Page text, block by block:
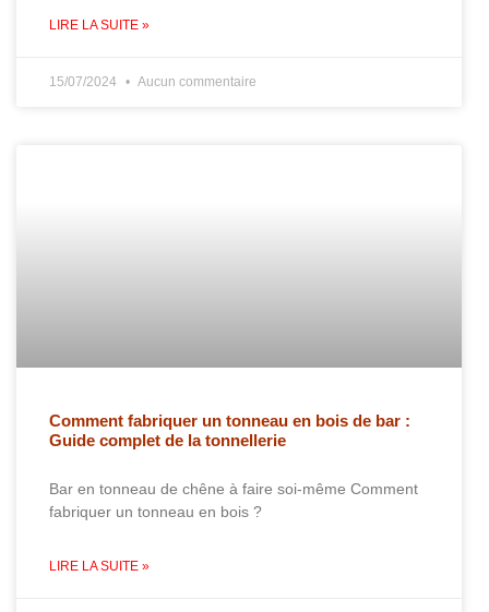
LIRE LA SUITE »
15/07/2024 Aucun commentaire
Comment fabriquer un tonneau en bois de bar :
Guide complet de la tonnellerie
Bar en tonneau de chêne à faire soi-même Comment
fabriquer un tonneau en bois ?
LIRE LA SUITE »